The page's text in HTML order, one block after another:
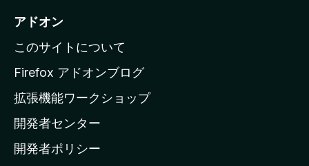
i
l
a
ホ
ー
ム
アドオン
このサイトについて
Firefox アドオンブログ
拡張機能ワークショップ
開発者センター
開発者ポリシー